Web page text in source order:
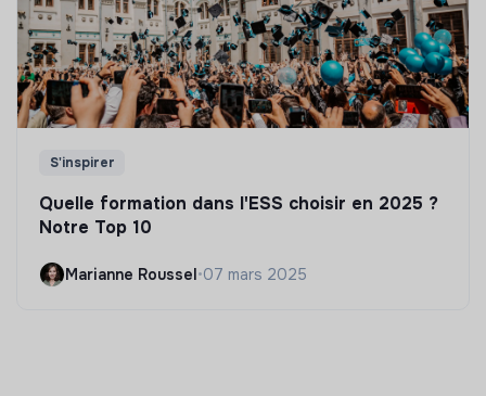
S'inspirer
Quelle formation dans l'ESS choisir en 2025 ?
Notre Top 10
Marianne Roussel•07 mars 2025